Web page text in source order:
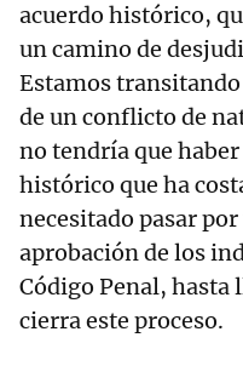
acuerdo histórico,
un camino de
Estamos
de un conflicto de
no tendría que
histórico que ha
necesitado pasar
aprobación de los
Código Penal, hasta
cierra este proceso.